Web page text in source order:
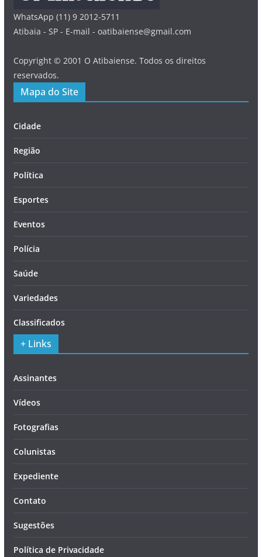
WhatsApp (11) 9 2012-5711
Atibaia - SP - E-mail - oatibaiense@gmail.com
Copyright © 2001 O Atibaiense. Todos os direitos
reservados.
Mapa do Site
Cidade
Região
Política
Esportes
Eventos
Polícia
Saúde
Variedades
Classificados
+ Links
Assinantes
Vídeos
Fotografias
Colunistas
Expediente
Contato
Sugestões
Política de Privacidade